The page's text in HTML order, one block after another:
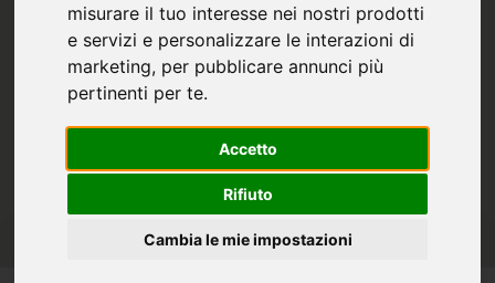
misurare il tuo interesse nei nostri prodotti
e servizi e personalizzare le interazioni di
marketing, per pubblicare annunci più
pertinenti per te.
Accetto
Rifiuto
Cambia le mie impostazioni